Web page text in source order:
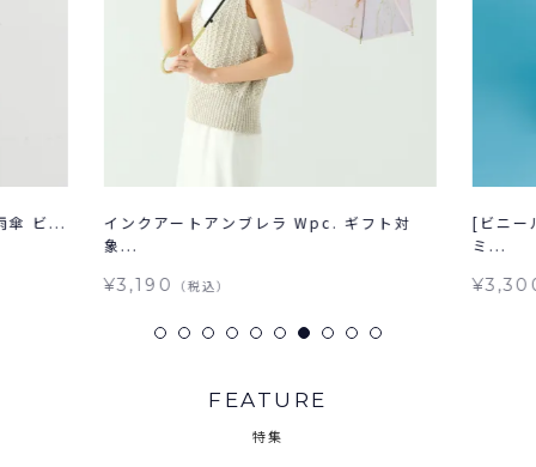
傘 ビ...
インクアートアンブレラ Wpc. ギフト対
象...
¥3,190 （税込）
[ビニー
ミ...
FEATURE
特集